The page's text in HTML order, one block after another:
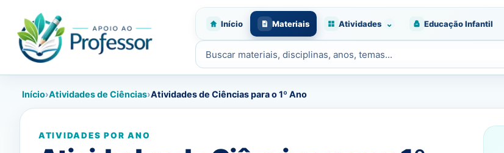
Início Materiais Atividades ⌄ Educação Infantil
Buscar materiais
Início›Atividades de Ciências›Atividades de Ciências para o 1º Ano
ATIVIDADES POR ANO